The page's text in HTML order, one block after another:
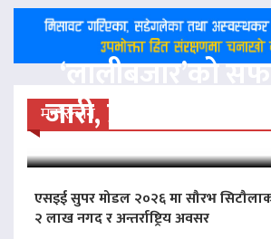
मनोरन्जन
‘लालीबजार’को
जारी, प्रदर्शनको ५१औँ
एसइई सुपर मोडल २०२६ मा सौरभ
२ लाख नगद र अन्तर्राष्ट्रिय अवसर